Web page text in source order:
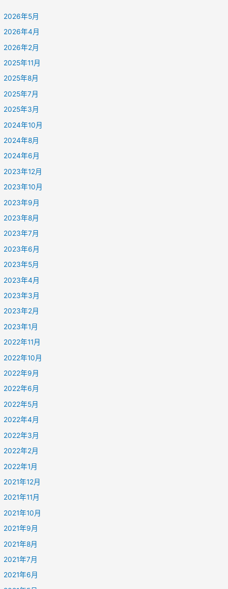
2026年5月
2026年4月
2026年2月
2025年11月
2025年8月
2025年7月
2025年3月
2024年10月
2024年8月
2024年6月
2023年12月
2023年10月
2023年9月
2023年8月
2023年7月
2023年6月
2023年5月
2023年4月
2023年3月
2023年2月
2023年1月
2022年11月
2022年10月
2022年9月
2022年6月
2022年5月
2022年4月
2022年3月
2022年2月
2022年1月
2021年12月
2021年11月
2021年10月
2021年9月
2021年8月
2021年7月
2021年6月